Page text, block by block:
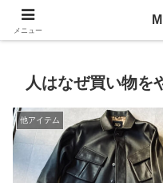
No
人はなぜ買い物を
他アイテム
メニュー